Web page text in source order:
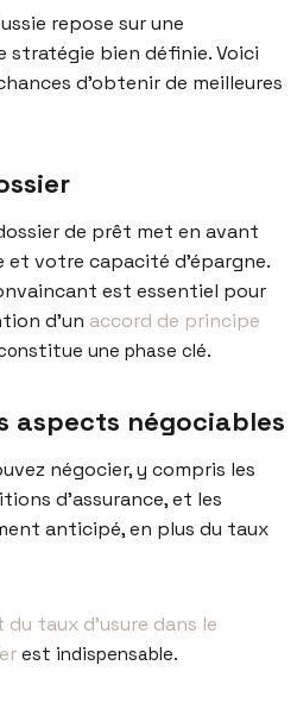
repose sur une
stratégie bien définie. Voici
d’obtenir de meilleures
de prêt met en avant
votre capacité d’épargne.
est essentiel pour
d’un accord de principe
une phase clé.
aspects négociables
négocier, y compris les
d’assurance, et les
anticipé, en plus du taux
taux d’usure dans le
est indispensable.